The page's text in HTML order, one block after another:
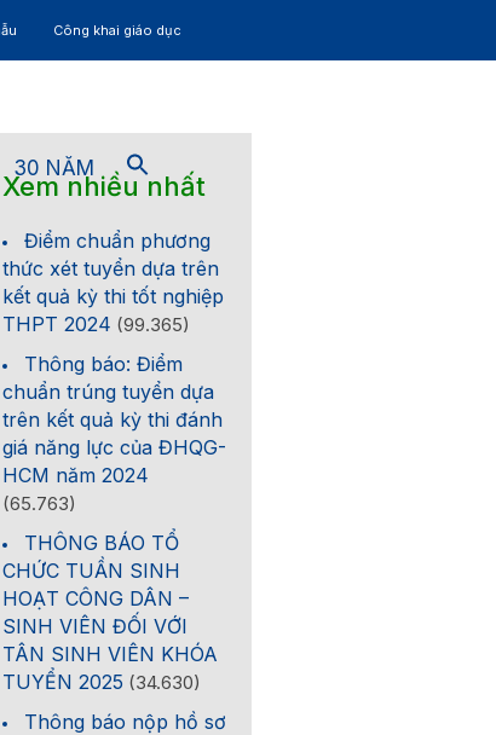
Công khai giáo dục
30 NĂM
Xem nhiều nhất
Điểm chuẩn phương
thức xét tuyển dựa trên
kết quả kỳ thi tốt nghiệp
THPT 2024 (99.365)
Thông báo: Điểm
chuẩn trúng tuyển dựa
trên kết quả kỳ thi đánh
giá năng lực của ĐHQG-
HCM năm 2024
(65.763)
THÔNG BÁO TỔ
CHỨC TUẦN SINH
HOẠT CÔNG DÂN –
SINH VIÊN ĐỐI VỚI
TÂN SINH VIÊN KHÓA
TUYỂN 2025 (34.630)
Thông báo nộp hồ sơ